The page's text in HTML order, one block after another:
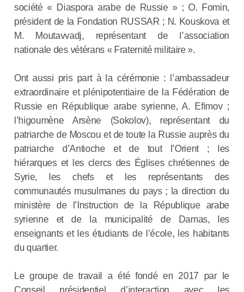
société « Diaspora arabe de Russie » ; O. Fomin,
président de la Fondation RUSSAR ; N. Kouskova et
M. Moutavvadj, représentant de l’association
nationale des vétérans « Fraternité militaire ».
Ont aussi pris part à la cérémonie : l’ambassadeur
extraordinaire et plénipotentiaire de la Fédération de
Russie en République arabe syrienne, A. Efimov ;
l’higoumène Arsène (Sokolov), représentant du
patriarche de Moscou et de toute la Russie auprès du
patriarche d’Antioche et de tout l’Orient ; les
hiérarques et les clercs des Églises chrétiennes de
Syrie, les chefs et les représentants des
communautés musulmanes du pays ; la direction du
ministère de l’Instruction de la République arabe
syrienne et de la municipalité de Damas, les
enseignants et les étudiants de l’école, les habitants
du quartier.
Le groupe de travail a été fondé en 2017 par le
Conseil présidentiel d’interaction avec les